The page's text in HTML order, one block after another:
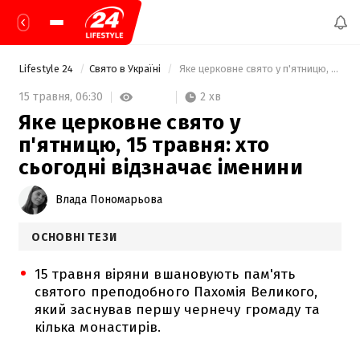
Lifestyle 24 Свято в Україні Яке церковне свято у п'ятницю, 15 травня: хто сьогодні відзначає іменини
15 травня, 06:30 2 хв
Яке церковне свято у
п'ятницю, 15 травня: хто
сьогодні відзначає іменини
Влада Пономарьова
ОСНОВНІ ТЕЗИ
15 травня віряни вшановують пам'ять
святого преподобного Пахомія Великого,
який заснував першу чернечу громаду та
кілька монастирів.